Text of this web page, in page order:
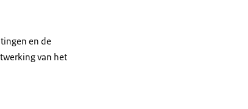
en de
van het